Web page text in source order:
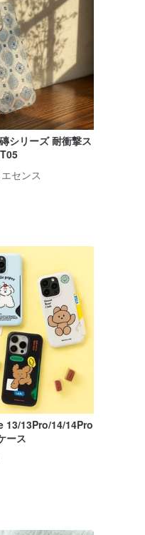
シリーズ 耐衝撃ス
センス
13/13Pro/14/14Pro
ース